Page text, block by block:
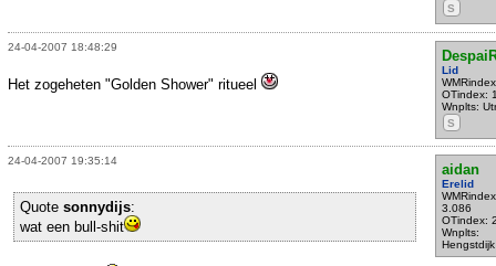
S
24-04-2007 18:48:29
Lid
OTindex:
Wnplts:
S
Het zogeheten "Golden Shower" ritueel
24-04-2007 19:35:14
aidan
Erelid
3.086
OTindex:
Wnplts:
Hengstdijk
Quote sonnydijs:
wat een bull-shit